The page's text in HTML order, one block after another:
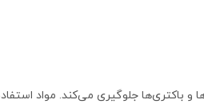
و باکتری‌ها جلوگیری می‌کند. مواد